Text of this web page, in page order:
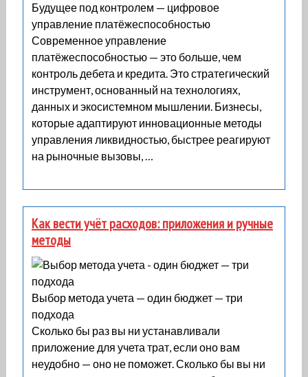
Будущее под контролем — цифровое
управление платёжеспособностью
Современное управление
платёжеспособностью — это больше, чем
контроль дебета и кредита. Это стратегический
инструмент, основанный на технологиях,
данных и экосистемном мышлении. Бизнесы,
которые адаптируют инновационные методы
управления ликвидностью, быстрее реагируют
на рыночные вызовы, …
Как вести учёт расходов: приложения и ручные
методы
Выбор метода учета — один бюджет — три
подхода
Сколько бы раз вы ни устанавливали
приложение для учета трат, если оно вам
неудобно — оно не поможет. Сколько бы вы ни